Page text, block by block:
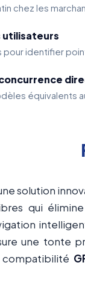
chez les
utilisateurs
pour identifier
équivalents
solution
qui
une tonte